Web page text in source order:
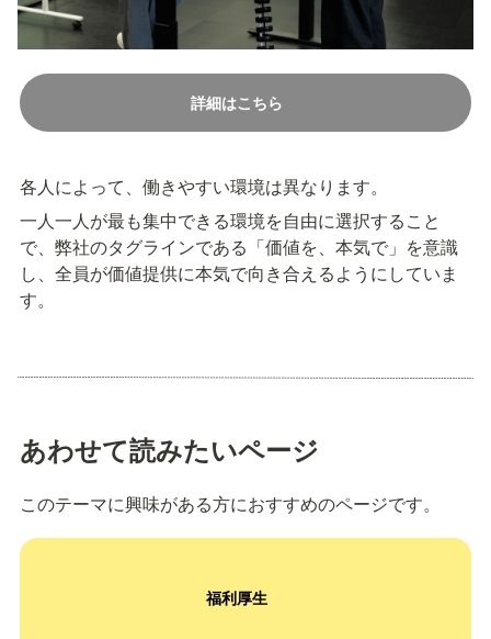
詳細はこちら
各人によって、働きやすい環境は異なります。
一人一人が最も集中できる環境を自由に選択すること
で、弊社のタグラインである「価値を、本気で」を意識
し、全員が価値提供に本気で向き合えるようにしていま
す。
あわせて読みたいページ
このテーマに興味がある方におすすめのページです。
福利厚生